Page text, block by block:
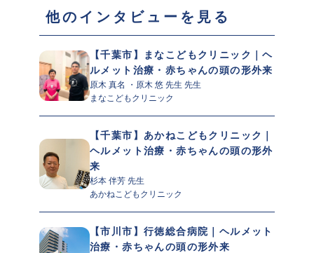
他のインタビューを見る
【千葉市】まなこどもクリニック｜ヘ
ルメット治療・赤ちゃんの頭の形外来
原木 真名 ・原木 悠 先生 先生
まなこどもクリニック
【千葉市】あかねこどもクリニック｜
ヘルメット治療・赤ちゃんの頭の形外
来
杉本 伴芳 先生
あかねこどもクリニック
【市川市】行徳総合病院｜ヘルメット
治療・赤ちゃんの頭の形外来